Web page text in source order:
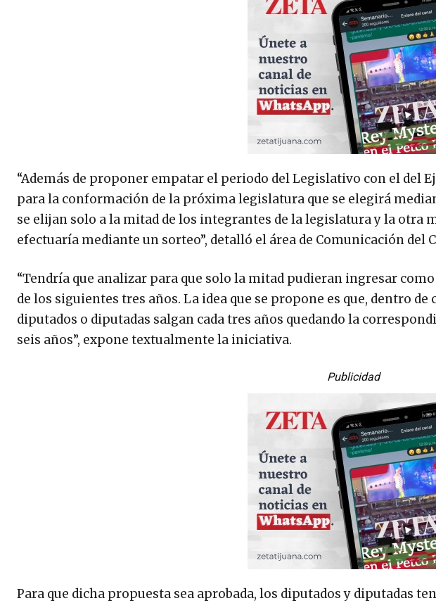
“Además de proponer empatar el periodo del Legislativo con el del
para la conformación de la próxima legislatura que se elegirá
se elijan solo a la mitad de los integrantes de la legislatura y la otra
efectuaría mediante un sorteo”, detalló el área de Comunicación del
“Tendría que analizar para que solo la mitad pudieran ingresar
de los siguientes tres años. La idea que se propone es que, dentro de
diputados o diputadas salgan cada tres años quedando la
seis años”, expone textualmente la iniciativa.
Publicidad
Para que dicha propuesta sea aprobada, los diputados y diputadas